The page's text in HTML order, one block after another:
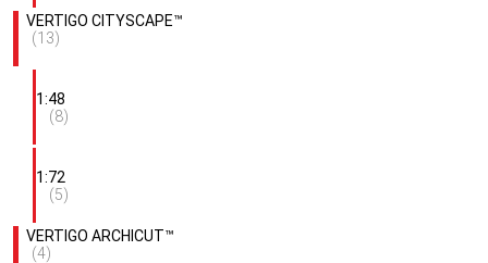
VERTIGO CITYSCAPE™
(13)
1:48
(8)
1:72
(5)
VERTIGO ARCHICUT™
(4)